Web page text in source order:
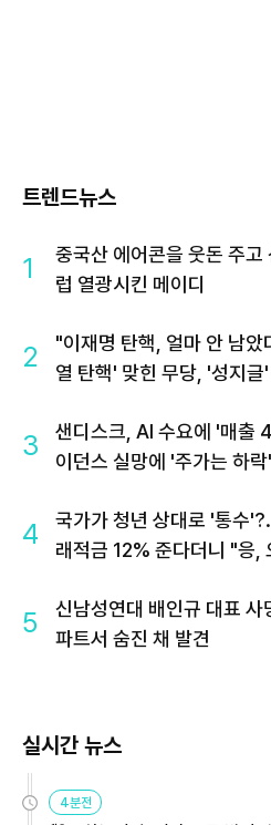
트렌드뉴스
1
중국산 에어콘을 웃돈 주고
럽 열광시킨 메이디
2
"이재명 탄핵, 얼마 안 남았
열 탄핵' 맞힌 무당, '성지글
3
샌디스크, AI 수요에 '매출
이던스 실망에 '주가는 하락'
4
국가가 청년 상대로 '통수
래적금 12% 준다더니 "응,
5
신남성연대 배인규 대표
파트서 숨진 채 발견
실시간 뉴스
4분전